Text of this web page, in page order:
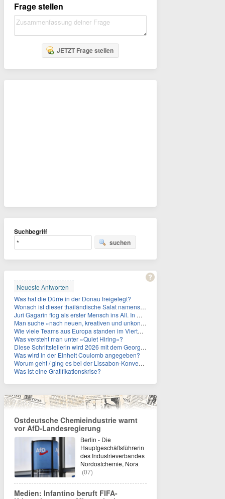
Frage stellen
JETZT Frage stellen
Suchbegriff
suchen
Neueste Antworten
Was hat die Dürre in der Donau freigelegt?
Wonach ist dieser thailändische Salat namens Nam Tok benannt?
Juri Gagarin flog als erster Mensch ins All. In welchem Jahr?
Man suche »nach neuen, kreativen und unkonventionellen« Ideen im Umgang mit dem Iran, schrieb das US-Militär. An wen?
Wie viele Teams aus Europa standen im Viertelfinale der Fußball-WM 2026 in Mexiko, den USA und Kanada?
Was versteht man unter »Quiet Hiring«?
Diese Schriftstellerin wird 2026 mit dem Georg-Büchner-Preis ausgezeichnet. Wie heißt sie?
Was wird in der Einheit Coulomb angegeben?
Worum geht / ging es bei der Lissabon-Konvention?
Was ist eine Gratifikationskrise?
Ostdeutsche Chemieindustrie warnt
vor AfD-Landesregierung
Berlin - Die
Hauptgeschäftsführerin
des Industrieverbandes
Nordostchemie, Nora
(07)
Medien: Infantino beruft FIFA-